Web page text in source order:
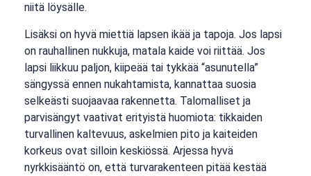
niitä löysälle.
Lisäksi on hyvä miettiä lapsen ikää ja tapoja. Jos lapsi
on rauhallinen nukkuja, matala kaide voi riittää. Jos
lapsi liikkuu paljon, kiipeää tai tykkää “asunutella”
sängyssä ennen nukahtamista, kannattaa suosia
selkeästi suojaavaa rakennetta. Talomalliset ja
parvisängyt vaativat erityistä huomiota: tikkaiden
turvallinen kaltevuus, askelmien pito ja kaiteiden
korkeus ovat silloin keskiössä. Arjessa hyvä
nyrkkisääntö on, että turvarakenteen pitää kestää